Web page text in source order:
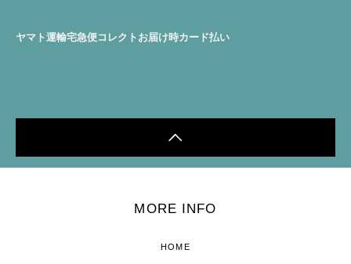
ヤマト運輸宅急便コレクトお届け時カード払い
MORE INFO
HOME